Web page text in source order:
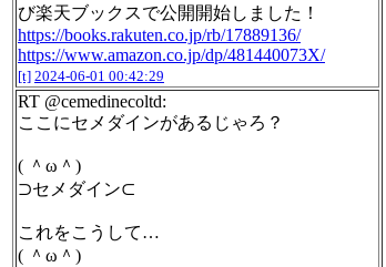
び楽天ブックスで公開開始しました！
https://books.rakuten.co.jp/rb/17889136/
https://www.amazon.co.jp/dp/481440073X/
[t] 2024-06-01 00:42:29
RT @cemedinecoltd:
ここにセメダインがあるじゃろ？
( ＾ω＾)
⊃セメダイン⊂
これをこうして…
( ＾ω＾)